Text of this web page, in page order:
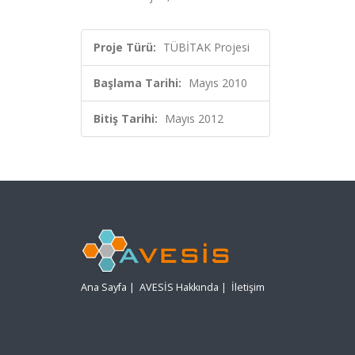
Proje Türü: TÜBİTAK Projesi
Başlama Tarihi: Mayıs 2010
Bitiş Tarihi: Mayıs 2012
Ana Sayfa | AVESİS Hakkında | İletişim